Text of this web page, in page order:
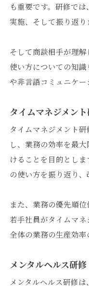
も重要です。研修で
実施、そして振り返り
そして商談相手が理
使い方についての知
や非言語コミュニケー
タイムマネジメン
タイムマネジメント
し、業務の効率を最
けることを目的とし
の使い方を振り返り、
また、業務の優先順位
若手社員がタイムマ
全体の業務の生産効率
メンタルヘルス研修
メンタルヘルス研修